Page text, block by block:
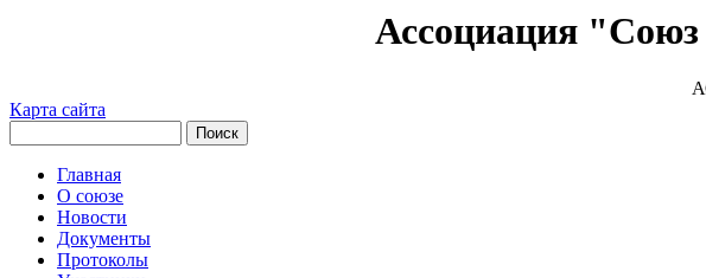
Ассоциация
Карта сайта
Главная
О союзе
Новости
Документы
Протоколы